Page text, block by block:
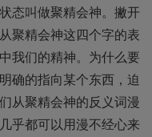
态叫做聚精会神。撇开
聚精会神这四个字的表
我们的精神。为什么要
确的指向某个东西，迫
从聚精会神的反义词漫
乎都可以用漫不经心来